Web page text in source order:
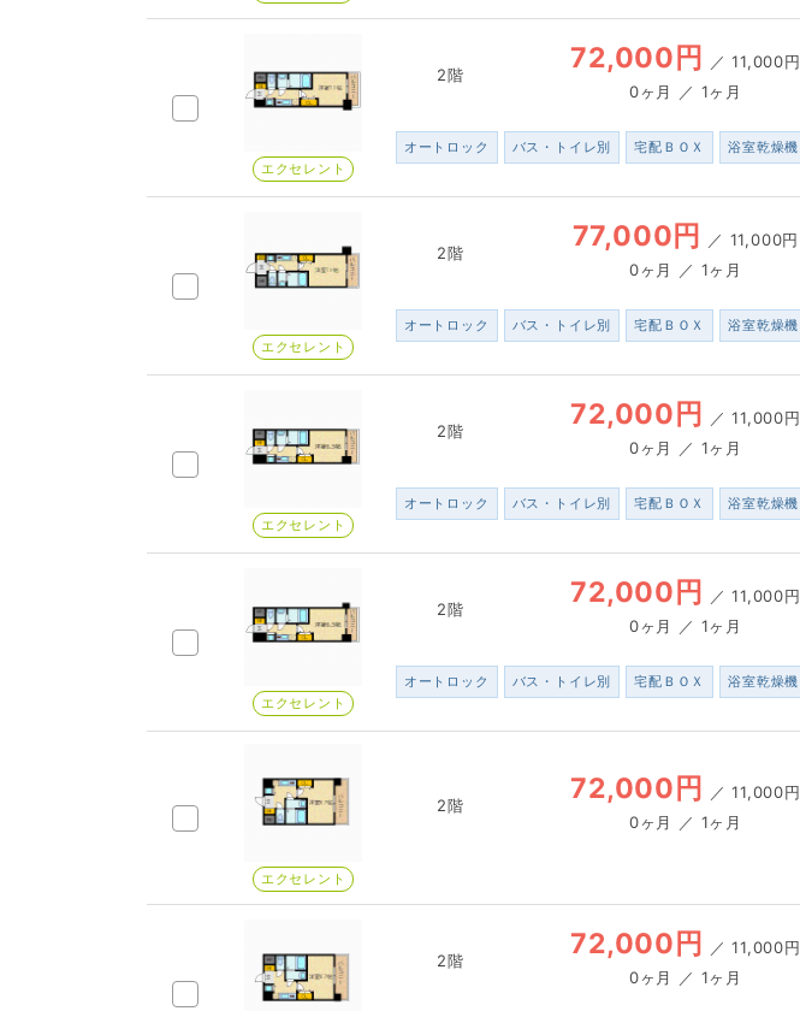
エクセレント
2階 72,000円 ／11,000円
0ヶ月 ／ 1ヶ月
オートロック バス・トイレ別 宅配ＢＯＸ 浴室乾燥機
エクセレント
2階 77,000円 ／ 11,000円
0ヶ月 ／ 1ヶ月
オートロック バス・トイレ別 宅配ＢＯＸ 浴室乾燥機
エクセレント
2階 72,000円 ／11,000円
0ヶ月 ／ 1ヶ月
オートロック バス・トイレ別 宅配ＢＯＸ 浴室乾燥機
エクセレント
2階 72,000円 ／11,000円
0ヶ月 ／ 1ヶ月
オートロック バス・トイレ別 宅配ＢＯＸ 浴室乾燥機
エクセレント
2階 72,000円 ／11,000円
0ヶ月 ／ 1ヶ月
2階 72,000円 ／11,000円
0ヶ月 ／ 1ヶ月